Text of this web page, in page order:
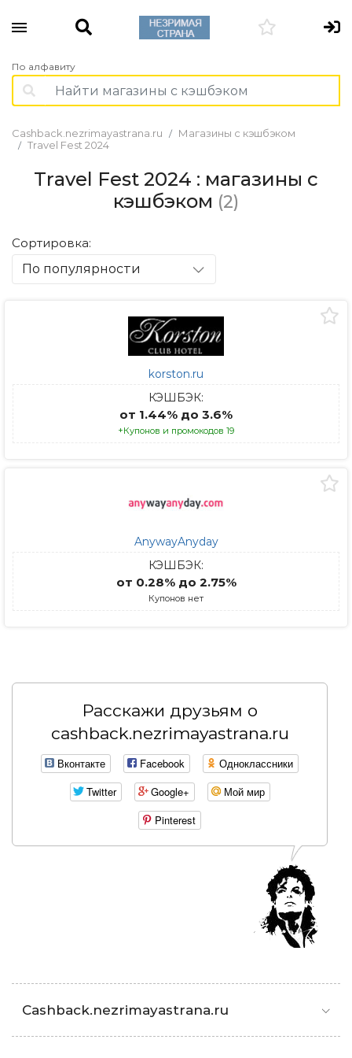
По алфавиту
Cashback.nezrimayastrana.ru
Магазины с кэшбэком
Travel Fest 2024
Travel Fest 2024 : магазины с
кэшбэком (2)
Сортировка:
По популярности
korston.ru
КЭШБЭК:
от 1.44% до 3.6%
+Купонов и промокодов 19
AnywayAnyday
КЭШБЭК:
от 0.28% до 2.75%
Купонов нет
Расскажи друзьям о
cashback.nezrimayastrana.ru
Вконтакте Facebook
Одноклассники
Twitter
Google+
Мой мир
Pinterest
Cashback.nezrimayastrana.ru